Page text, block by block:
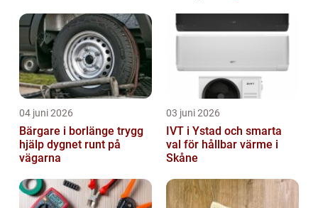
04 juni 2026
Bärgare i borlänge trygg
hjälp dygnet runt på
vägarna
03 juni 2026
IVT i Ystad och smarta
val för hållbar värme i
Skåne